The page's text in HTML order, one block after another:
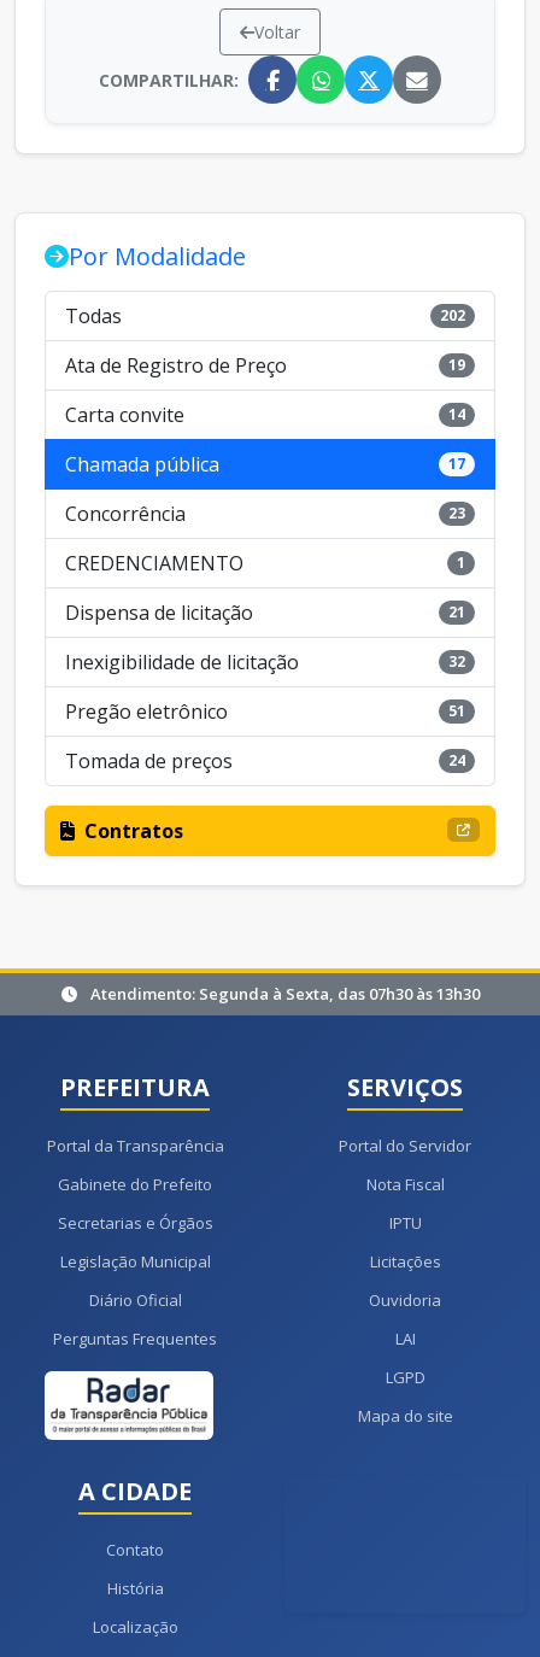
Voltar
COMPARTILHAR:
Por Modalidade
Todas 202
Ata de Registro de Preço 19
Carta convite 14
Chamada pública 17
Concorrência 23
CREDENCIAMENTO 1
Dispensa de licitação 21
Inexigibilidade de licitação 32
Pregão eletrônico 51
Tomada de preços 24
Contratos
Atendimento: Segunda à Sexta, das 07h30 às 13h30
PREFEITURA
Portal da Transparência
Gabinete do Prefeito
Secretarias e Órgãos
Legislação Municipal
Diário Oficial
Perguntas Frequentes
SERVIÇOS
Portal do Servidor
Nota Fiscal
IPTU
Licitações
Ouvidoria
LAI
LGPD
Mapa do site
A CIDADE
Contato
História
Localização